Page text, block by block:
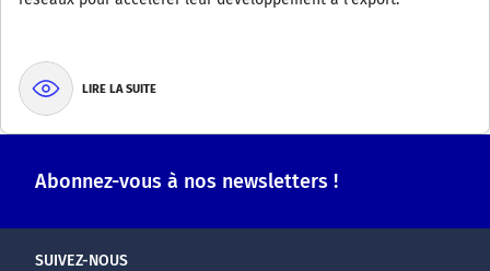
LIRE LA SUITE
Abonnez-vous à nos newsletters !
SUIVEZ-NOUS